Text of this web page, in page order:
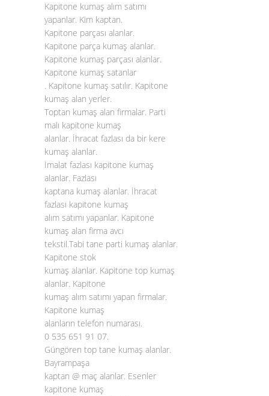
Kapitone kumaş alım satımı
yapanlar. Kim kaptan.
Kapitone parçası alanlar.
Kapitone parça kumaş alanlar.
Kapitone kumaş parçası alanlar.
Kapitone kumaş satanlar
. Kapitone kumaş satılır. Kapitone
kumaş alan yerler.
Toptan kumaş alan firmalar. Parti
malı kapitone kumaş
alanlar. İhracat fazlası da bir kere
kumaş alanlar.
İmalat fazlası kapitone kumaş
alanlar. Fazlası
kaptana kumaş alanlar. İhracat
fazlası kapitone kumaş
alım satımı yapanlar. Kapitone
kumaş alan firma avcı
tekstil.Tabi tane parti kumaş alanlar.
Kapitone stok
kumaş alanlar. Kapitone top kumaş
alanlar. Kapitone
kumaş alım satımı yapan firmalar.
Kapitone kumaş
alanların telefon numarası.
0 535 651 91 07.
Güngören top tane kumaş alanlar.
Bayrampaşa
kaptan @ maç alanlar. Esenler
kapitone kumaş